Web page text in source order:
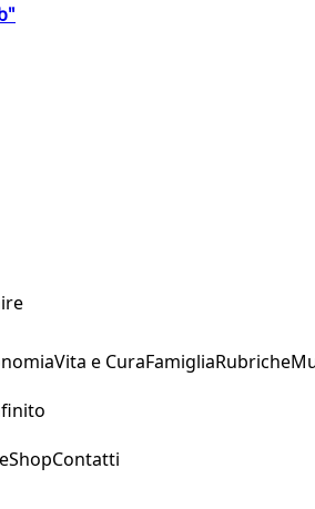
Vita e CuraFamigliaRubriche
ShopContatti